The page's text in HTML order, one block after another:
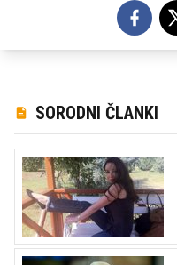
SORODNI ČLANKI